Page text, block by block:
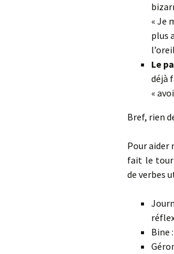
« Je
plus
Le
déjà
«
Bref, rien
Pour aider
fait le tour
de verbes
Bine